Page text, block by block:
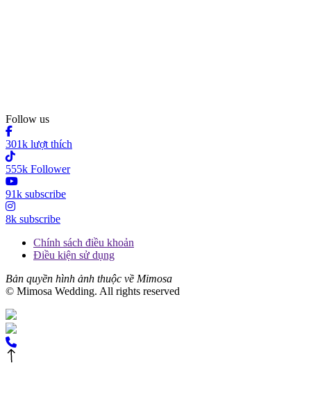
Follow us
301k lượt thích
555k Follower
91k subscribe
8k subscribe
Chính sách điều khoản
Điều kiện sử dụng
Bản quyền hình ảnh thuộc về Mimosa
© Mimosa Wedding. All rights reserved